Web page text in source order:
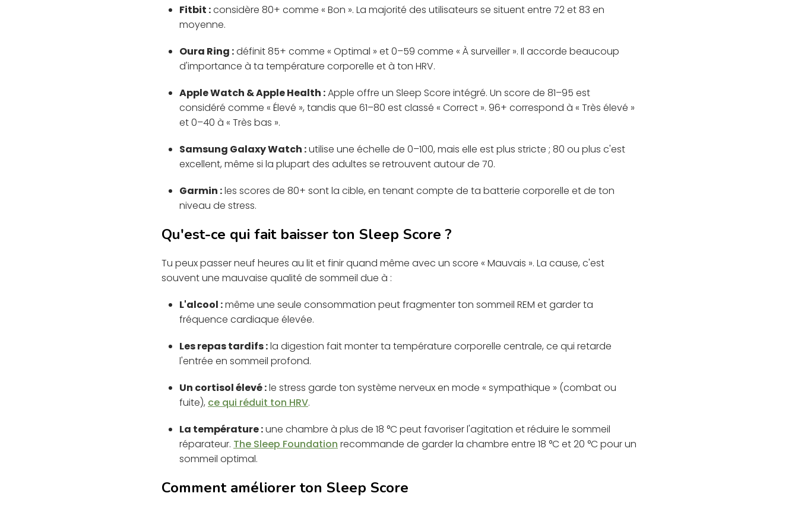
Fitbit :considère 80+ comme « Bon ». La majorité des utilisateurs se situent entre 72 et 83 en
moyenne.
Oura Ring :définit 85+ comme « Optimal » et 0–59 comme « À surveiller ». Il accorde beaucoup
d'importance à ta température corporelle et à ton HRV.
Apple Watch & Apple Health :Apple offre un Sleep Score intégré. Un score de 81–95 est
considéré comme « Élevé », tandis que 61–80 est classé « Correct ». 96+ correspond à « Très élevé »
et 0–40 à « Très bas ».
Samsung Galaxy Watch :utilise une échelle de 0–100, mais elle est plus stricte ; 80 ou plus c'est
excellent, même si la plupart des adultes se retrouvent autour de 70.
Garmin :les scores de 80+ sont la cible, en tenant compte de ta batterie corporelle et de ton
niveau de stress.
Qu'est-ce qui fait baisser ton Sleep Score ?
Tu peux passer neuf heures au lit et finir quand même avec un score « Mauvais ». La cause, c'est
souvent une mauvaise qualité de sommeil due à :
L'alcool :même une seule consommation peut fragmenter ton sommeil REM et garder ta
fréquence cardiaque élevée.
Les repas tardifs :la digestion fait monter ta température corporelle centrale, ce qui retarde
l'entrée en sommeil profond.
Un cortisol élevé :le stress garde ton système nerveux en mode « sympathique » (combat ou
fuite), ce qui réduit ton HRV.
La température :une chambre à plus de 18 °C peut favoriser l'agitation et réduire le sommeil
réparateur. The Sleep Foundation recommande de garder la chambre entre 18 °C et 20 °C pour un
sommeil optimal.
Comment améliorer ton Sleep Score